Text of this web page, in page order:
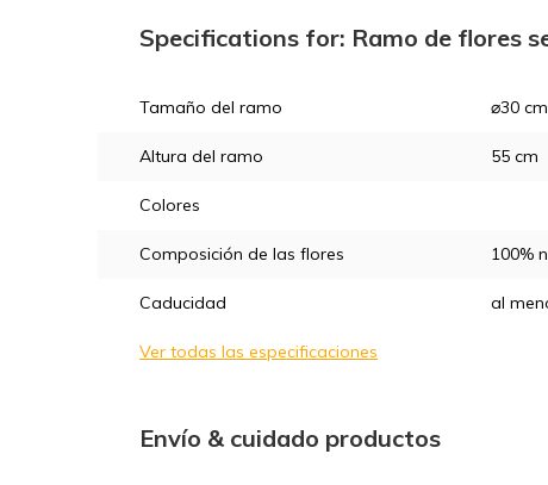
Specifications for: Ramo de flores
Tamaño del ramo ⌀30 cm
Altura del ramo 55 cm
Colores
Composición de las flores 100%
Caducidad al
Ver todas las especificaciones
Envío & cuidado productos